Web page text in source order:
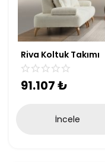
Riva Koltuk Takımı
91.107₺
İncele